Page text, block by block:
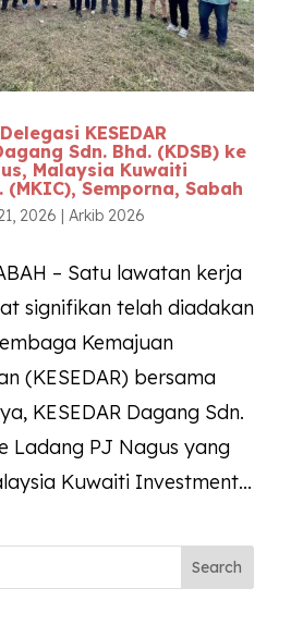
KESEDAR
Sdn. Bhd. (KDSB) ke
Malaysia Kuwaiti
Semporna, Sabah
2026 | Arkib 2026
– Satu lawatan kerja
signifikan telah diadakan
Kemajuan
(KESEDAR) bersama
KESEDAR Dagang Sdn.
Ladang PJ Nagus yang
Kuwaiti Investment...
Search